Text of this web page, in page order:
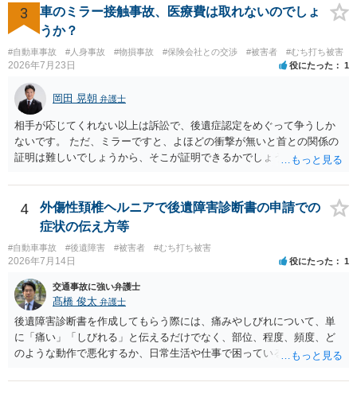
3
車のミラー接触事故、医療費は取れないのでしょ
うか？
#自動車事故 #人身事故 #物損事故 #保険会社との交渉 #被害者 #むち打ち被害
2026年7月23日 役にたった 1
岡田 晃朝 弁護士
相手が応じてくれない以上は訴訟で、後遺症認定をめぐって争うしか
ないです。 ただ、ミラーですと、よほどの衝撃が無いと首との関係の
証明は難しいでしょうから、そこが証明できるかでしょうね。
4
外傷性頚椎ヘルニアで後遺障害診断書の申請での
症状の伝え方等
#自動車事故 #後遺障害 #被害者 #むち打ち被害
2026年7月14日 役にたった 1
交通事故に強い弁護士
髙橋 俊太 弁護士
後遺障害診断書を作成してもらう際には、痛みやしびれについて、単
に「痛い」「しびれる」と伝えるだけでなく、部位、程度、頻度、ど
のような動作で悪化するか、日常生活や仕事で困っていることを具体
に痛みが出る、長時間座れない、物を持つと痛い、夜間痛がある、な